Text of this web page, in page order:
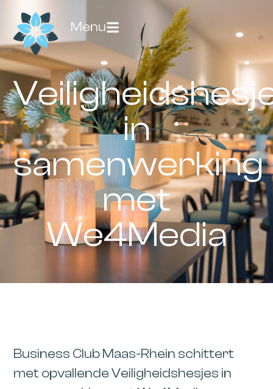
Menu
in
samenwerking
met
We4Media
Business Club Maas-Rhein schittert
met opvallende Veiligheidshesjes in